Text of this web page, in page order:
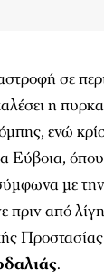
σε
η
ενώ
Εύβοια,
με
πριν από
Προστασίας
.